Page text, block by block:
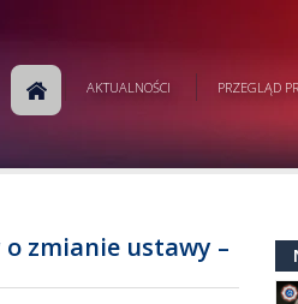
AKTUALNOŚCI PRZEGLĄD
zmianie ustawy –